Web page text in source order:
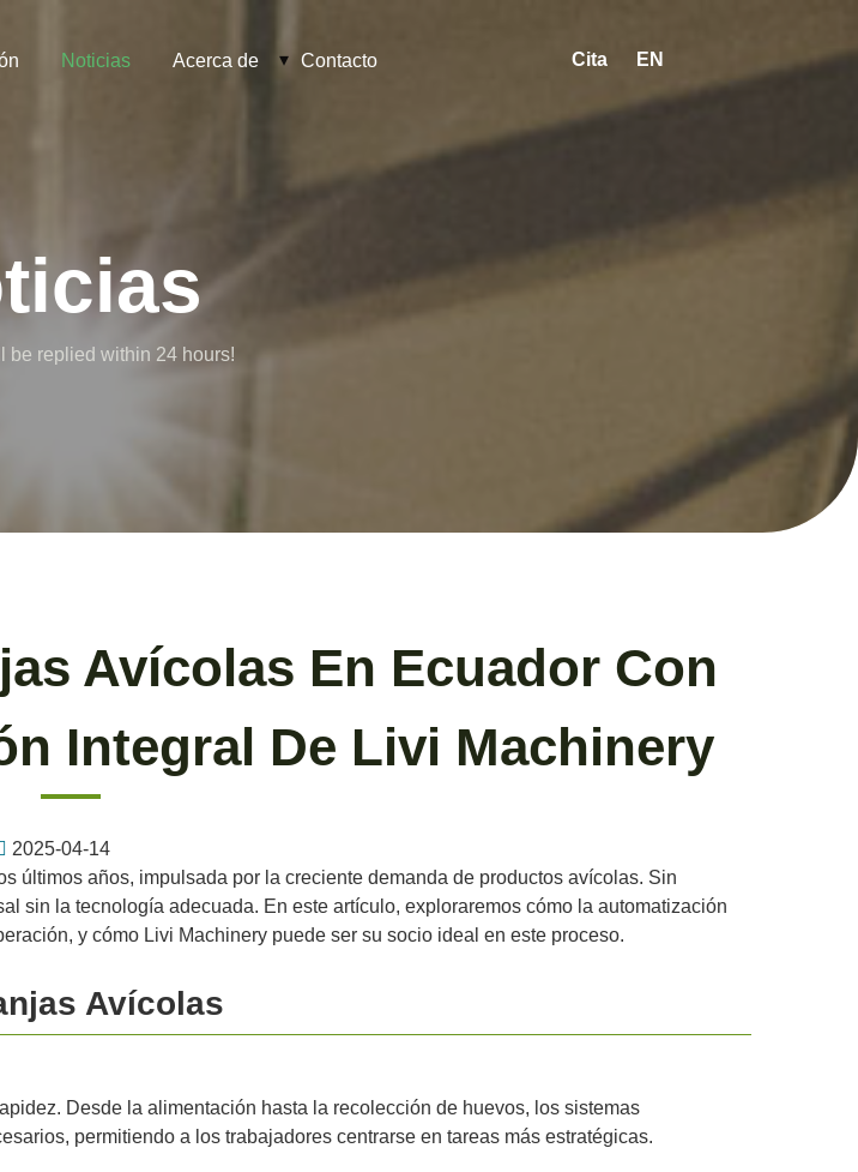
Noticias Acerca de Contacto Cita EN
be replied within 24 hours!
Avícolas En Ecuador Con
Integral De Livi Machinery
2025-04-14
últimos años, impulsada por la creciente demanda de productos avícolas. Sin
sin la tecnología adecuada. En este artículo, exploraremos cómo la automatización
y cómo Livi Machinery puede ser su socio ideal en este proceso.
Avícolas
Desde la alimentación hasta la recolección de huevos, los sistemas
permitiendo a los trabajadores centrarse en tareas más estratégicas.